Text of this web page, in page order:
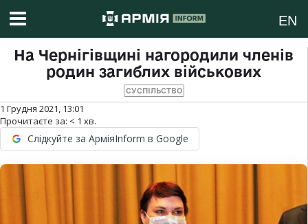
EN
На Чернігівщині нагородили членів
родин загиблих військових
СУСПІЛЬСТВО
1 Грудня 2021, 13:01
Прочитаєте за: < 1 хв.
Слідкуйте за АрміяInform в Google